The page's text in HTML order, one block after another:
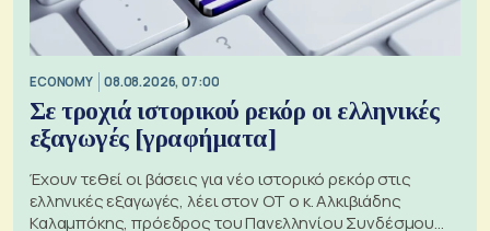
ECONOMY 08.08.2026, 07:00
Σε τροχιά ιστορικού ρεκόρ οι ελληνικές
εξαγωγές [γραφήματα]
Έχουν τεθεί οι βάσεις για νέο ιστορικό ρεκόρ στις
ελληνικές εξαγωγές, λέει στον ΟΤ ο κ. Αλκιβιάδης
Καλαμπόκης, πρόεδρος του Πανελληνίου Συνδέσμου